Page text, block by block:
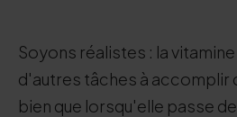
Soyons réalistes : la
d'autres tâches à accomplir
bien que lorsqu'elle passe